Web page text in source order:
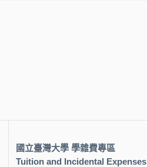
國立臺灣大學 學雜費專區
Tuition and Incidental Expenses